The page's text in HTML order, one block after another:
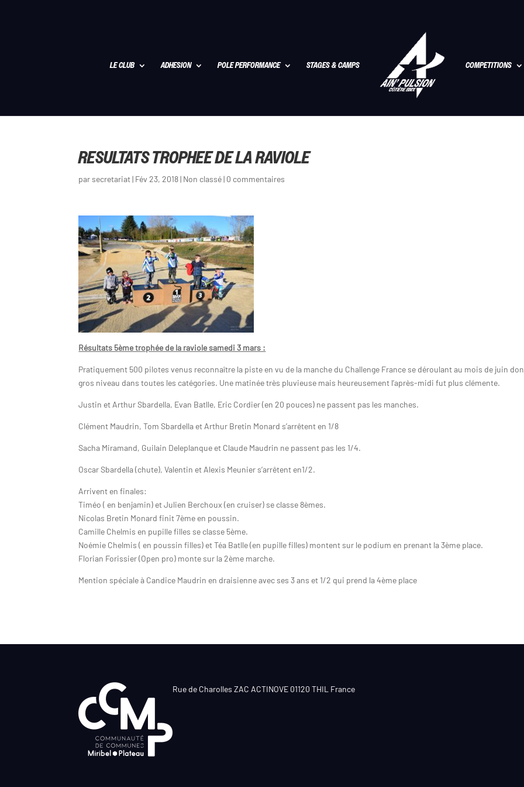
LE CLUB ADHESION POLE PERFORMANCE STAGES & CAMPS COMPETITIONS
RESULTATS TROPHEE DE LA RAVIOLE
par secretariat| Fév 23, 2018| Non classé| 0 commentaires
Résultats 5ème trophée de la raviole samedi 3 mars :
Pratiquement 500 pilotes venus reconnaître la piste en vu de la manche du Challenge France se déroulant au mois de juin
gros niveau dans toutes les catégories. Une matinée très pluvieuse mais heureusement l’après-midi fut plus clémente.
Justin et Arthur Sbardella, Evan Batlle, Eric Cordier (en 20 pouces) ne passent pas les manches.
Clément Maudrin, Tom Sbardella et Arthur Bretin Monard s’arrêtent en 1/8
Sacha Miramand, Guilain Deleplanque et Claude Maudrin ne passent pas les 1/4.
Oscar Sbardella (chute), Valentin et Alexis Meunier s’arrêtent en1/2.
Arrivent en finales:
Timéo ( en benjamin) et Julien Berchoux (en cruiser) se classe 8èmes.
Nicolas Bretin Monard finit 7ème en poussin.
Camille Chelmis en pupille filles se classe 5ème.
Noémie Chelmis ( en poussin filles) et Téa Batlle (en pupille filles) montent sur le podium en prenant la 3ème place.
Florian Forissier (Open pro) monte sur la 2ème marche.
Mention spéciale à Candice Maudrin en draisienne avec ses 3 ans et 1/2 qui prend la 4ème place
Rue de Charolles ZAC ACTINOVE 01120 THIL France